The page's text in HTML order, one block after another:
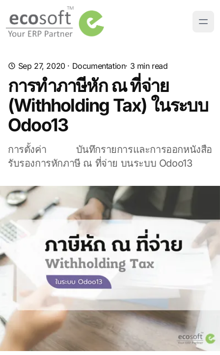
Sep 27, 2020· Documentation· 3 min read
การทำภาษีหัก ณ ที่จ่าย
(Withholding Tax) ในระบบ
Odoo13
การตั้งค่า บันทึกรายการและการออกหนังสือ
รับรองการหักภาษี ณ ที่จ่าย บนระบบ Odoo13